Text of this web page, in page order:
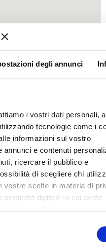
degli annunci
i vostri dati personali,
tecnologie come i
informazioni sul vostro
annunci e contenuti
ricercare il pubblico e
di scegliere chi
vostre scelte in materia di
proprietà digitale in cui avete
modificare o revocare
di attivazione della privacy.